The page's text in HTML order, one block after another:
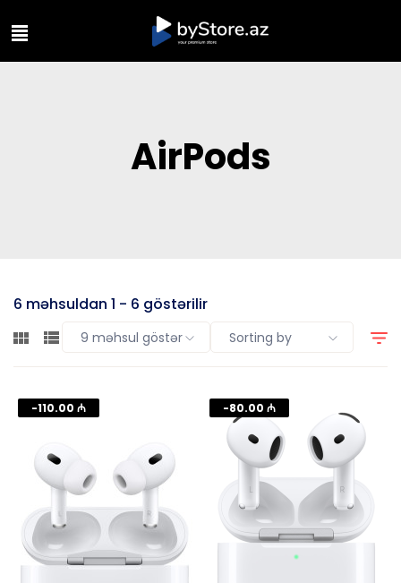
AirPods
6 məhsuldan 1 - 6 göstərilir
9 məhsul göstər Sorting by
-110.00 ₼ -80.00 ₼